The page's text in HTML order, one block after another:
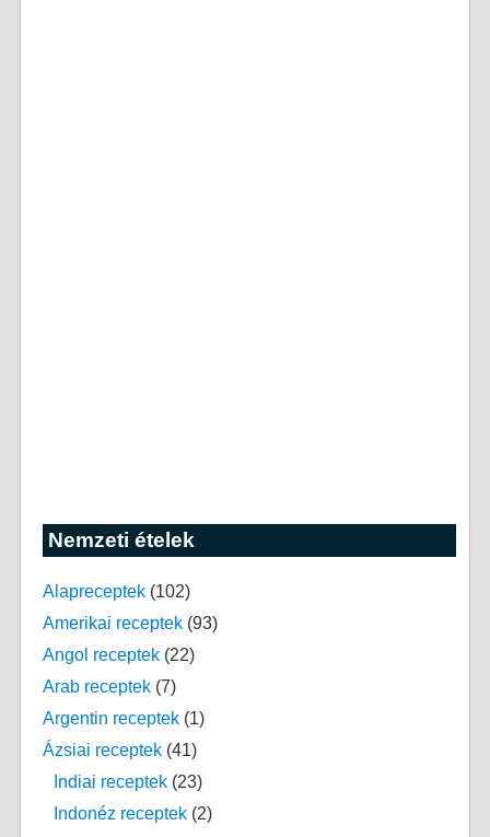
Nemzeti ételek
Alapreceptek(102)
Amerikai receptek(93)
Angol receptek(22)
Arab receptek(7)
Argentin receptek(1)
Ázsiai receptek(41)
Indiai receptek(23)
Indonéz receptek(2)